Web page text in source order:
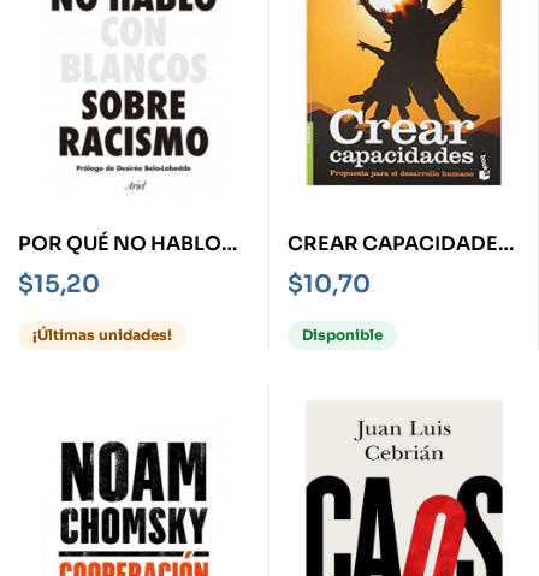
POR QUÉ NO HABLO
CON BLANCOS SOBRE
RACISMO
$15,20
¡Últimas unidades!
CREAR CAPACIDADES
-PROPUESTA PARA EL
DESARROLLO
HUMANO-
$10,70
Disponible